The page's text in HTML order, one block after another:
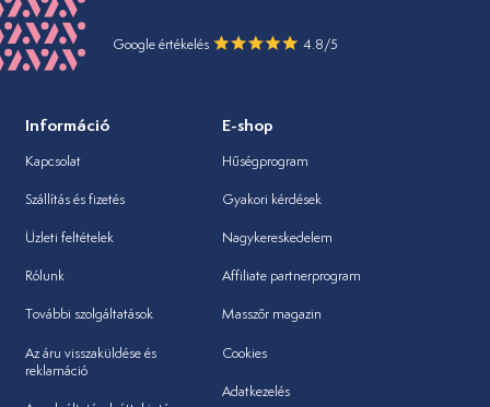
Google értékelés 4.8/5
Információ
Kapcsolat
Szállítás és fizetés
Üzleti feltételek
Rólunk
További szolgáltatások
Az áru visszaküldése és
reklamáció
E-shop
Hűségprogram
Gyakori kérdések
Nagykereskedelem
Affiliate partnerprogram
Masszőr magazin
Cookies
Adatkezelés